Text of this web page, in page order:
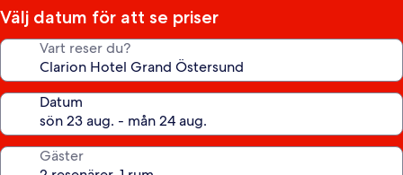
Välj datum för att se priser
Vart reser du?
Datum
Gäster